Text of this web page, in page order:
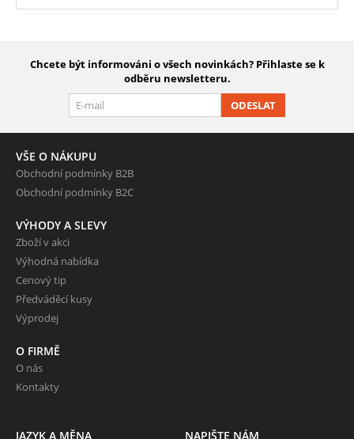
Chcete být informováni o všech novinkách? Přihlaste se k
odběru newsletteru.
ODESLAT
VŠE O NÁKUPU
Obchodní podmínky B2B
Obchodní podmínky B2C
VÝHODY A SLEVY
Zboží v akci
Výhodná nabídka
Cenový tip
Předváděcí kusy
Výprodej
O FIRMĚ
O nás
Kontakty
JAZYK A MĚNA NAPIŠTE NÁM